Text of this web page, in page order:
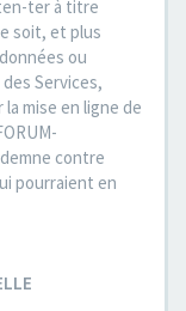
ter à titre
soit, et plus
ou
Services,
mise en ligne de
contre
pourraient en